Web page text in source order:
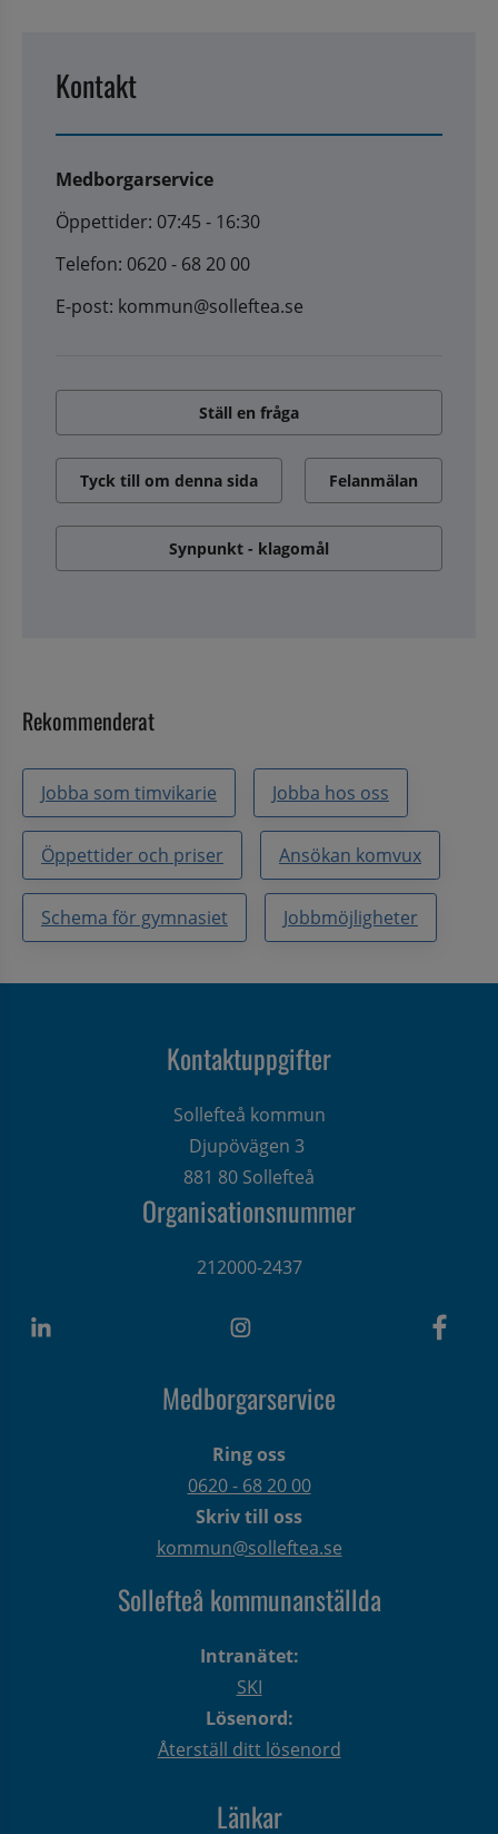
Kontakt
Medborgarservice
Öppettider: 07:45 - 16:30
Telefon: 0620 - 68 20 00
E-post: kommun@solleftea.se
Ställ en fråga
Tyck till om denna sida Felanmälan
Synpunkt - klagomål
Rekommenderat
Jobba som timvikarie Jobba hos oss
Öppettider och priser Ansökan komvux
Schema för gymnasiet Jobbmöjligheter
Kontaktuppgifter
Sollefteå kommun
Djupövägen 3
881 80 Sollefteå
Organisationsnummer
212000-2437
Medborgarservice
Ring oss
0620 - 68 20 00
Skriv till oss
kommun@solleftea.se
Sollefteå kommunanställda
Intranätet:
SKI
Lösenord:
Återställ ditt lösenord
Länkar